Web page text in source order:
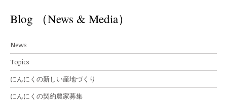
Blog （News & Media）
News
Topics
にんにくの新しい産地づくり
にんにくの契約農家募集